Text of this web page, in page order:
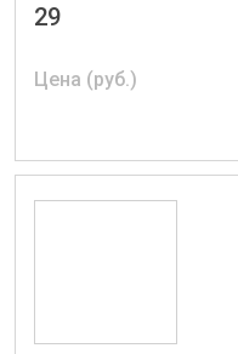
29
Цена (руб.)